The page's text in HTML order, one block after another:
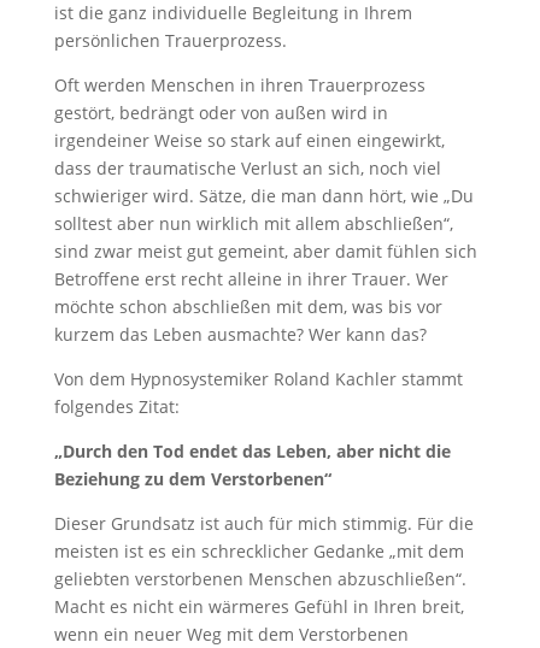
ist die ganz individuelle Begleitung in Ihrem
persönlichen Trauerprozess.
Oft werden Menschen in ihren Trauerprozess
gestört, bedrängt oder von außen wird in
irgendeiner Weise so stark auf einen eingewirkt,
dass der traumatische Verlust an sich, noch viel
schwieriger wird. Sätze, die man dann hört, wie „Du
solltest aber nun wirklich mit allem abschließen“,
sind zwar meist gut gemeint, aber damit fühlen sich
Betroffene erst recht alleine in ihrer Trauer. Wer
möchte schon abschließen mit dem, was bis vor
kurzem das Leben ausmachte? Wer kann das?
Von dem Hypnosystemiker Roland Kachler stammt
folgendes Zitat:
„Durch den Tod endet das Leben, aber nicht die
Beziehung zu dem Verstorbenen“
Dieser Grundsatz ist auch für mich stimmig. Für die
meisten ist es ein schrecklicher Gedanke „mit dem
geliebten verstorbenen Menschen abzuschließen“.
Macht es nicht ein wärmeres Gefühl in Ihren breit,
wenn ein neuer Weg mit dem Verstorbenen